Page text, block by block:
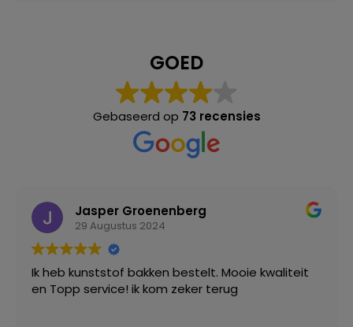
GOED
Gebaseerd op 73 recensies
Jasper Groenenberg
29 Augustus 2024
Ik heb kunststof bakken bestelt. Mooie kwaliteit
en Topp service! ik kom zeker terug